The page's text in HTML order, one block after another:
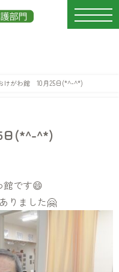
けがわ館 10月25日(*^-^*)
日(*^-^*)
館です😄
りました🤗